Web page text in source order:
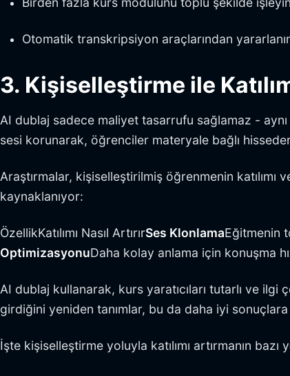
Otomatik transkripsiyon araçlarından
3. Kişiselleştirme ile
AI dublaj sadece maliyet tasarrufu sağlamaz -
sesi korunarak, öğrenciler materyale bağlı
Araştırmalar, kişiselleştirilmiş öğrenmenin
kaynaklanıyor:
ÖzellikKatılımı Nasıl ArtırırSes KlonlamaEğitmenin
OptimizasyonuDaha kolay anlama için konuşma
AI dublaj kullanarak, kurs yaratıcıları tutarlı ve
girdiğini yeniden tanımlar, bu da daha iyi
İşte kişiselleştirme yoluyla katılımı artırmanın bazı